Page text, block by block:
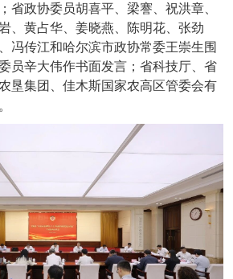
省政协委员胡喜平、梁謇、祝洪章、
、黄占华、姜晓燕、陈明花、张劲
冯传江和哈尔滨市政协常委王崇生围
员辛大伟作书面发言；省科技厅、省
垦集团、佳木斯国家农高区管委会有